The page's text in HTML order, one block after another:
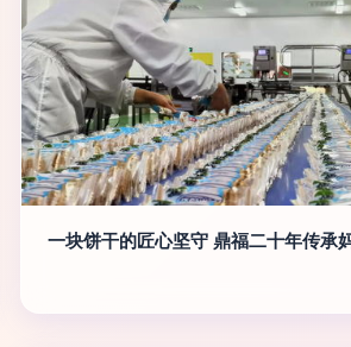
一块饼干的匠心坚守 鼎福二十年传承